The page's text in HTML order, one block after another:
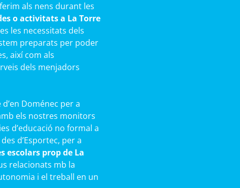
als nens durant les
o activitats a La Torre
les necessitats dels
preparats per poder
així com als
dels menjadors
Doménec per a
els nostres monitors
d’educació no formal a
d’Esportec, per a
escolars prop de La
relacionats mb la
i el treball en un